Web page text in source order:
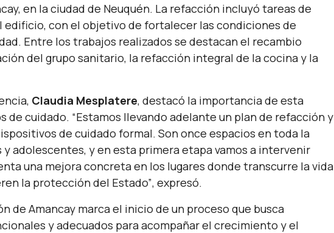
en la ciudad de Neuquén. La refacción incluyó tareas de
con el objetivo de fortalecer las condiciones de
Entre los trabajos realizados se destacan el recambio
del grupo sanitario, la refacción integral de la cocina y la
Claudia Mesplatere, destacó la importancia de esta
de cuidado. “Estamos llevando adelante un plan de refacción y
de cuidado formal. Son once espacios en toda la
adolescentes, y en esta primera etapa vamos a intervenir
una mejora concreta en los lugares donde transcurre la vida
la protección del Estado”, expresó.
de Amancay marca el inicio de un proceso que busca
y adecuados para acompañar el crecimiento y el